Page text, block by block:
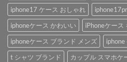
iphone17 ケース おしゃれ
iphoneケース かわいい
iPhoneケース
iphoneケース ブランド メンズ
iphone
t シャツ ブランド
カップル スマホケ